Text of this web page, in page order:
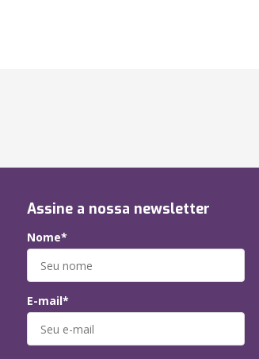
Assine a nossa newsletter
Nome*
E-mail*